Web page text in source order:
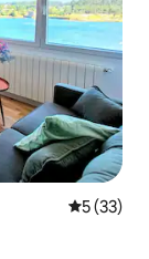
5 (33)